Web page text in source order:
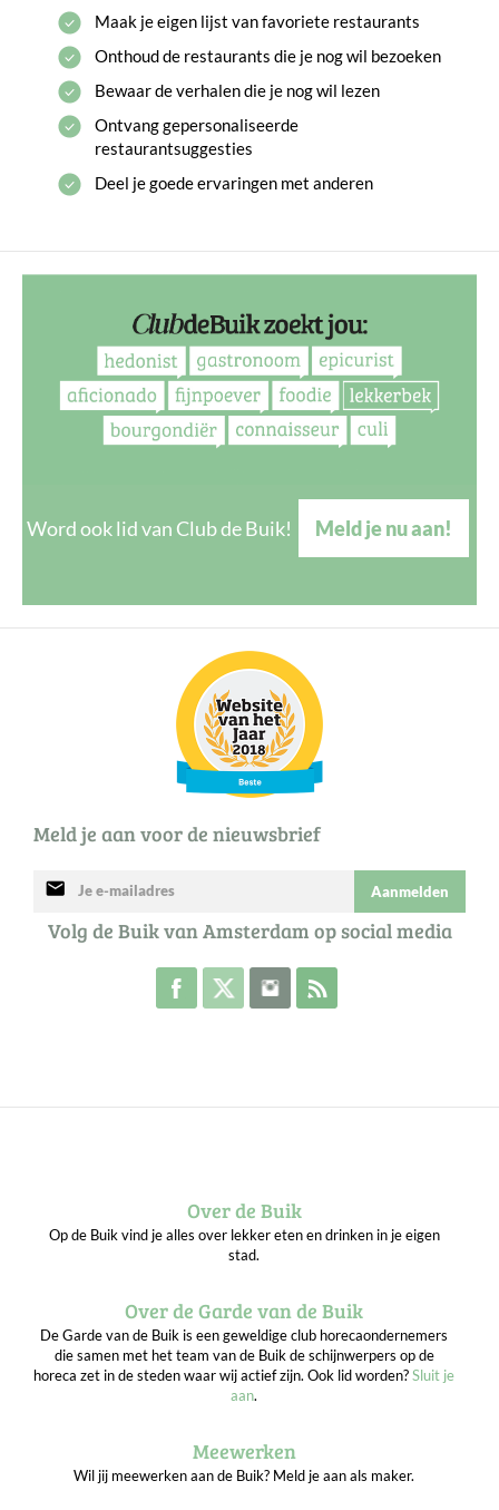
Maak je eigen lijst van favoriete restaurants
Onthoud de restaurants die je nog wil bezoeken
Bewaar de verhalen die je nog wil lezen
Ontvang gepersonaliseerde
restaurantsuggesties
Deel je goede ervaringen met anderen
Word ook lid van Club de Buik! Meld je nu aan!
Meld je aan voor de nieuwsbrief
mail Aanmelden
Volg de Buik van Amsterdam op social media
Volg de Buik op Facebook
Volg de Buik op Twitter
Volg de Buik op Instagram
Over de Buik
Op de Buik vind je alles over lekker eten en drinken in je eigen
stad.
Over de Garde van de Buik
De Garde van de Buik is een geweldige club horecaondernemers
die samen met het team van de Buik de schijnwerpers op de
horeca zet in de steden waar wij actief zijn. Ook lid worden?Sluit je
aan.
Meewerken
Wil jij meewerken aan de Buik? Meld je aan als maker.